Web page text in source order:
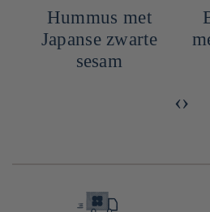
Hummus met
Japanse zwarte
sesam
‹›